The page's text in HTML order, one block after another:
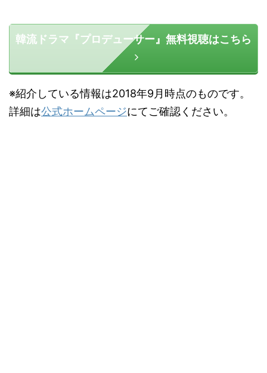
韓流ドラマ『プロデューサー』無料視聴はこちら
※紹介している情報は2018年9月時点のものです。
詳細は公式ホームページにてご確認ください。